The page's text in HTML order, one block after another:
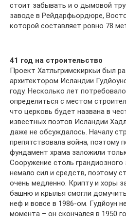
стоит забывать и о дымовой
заводе в Рейдарфьордюре,
которой составляет ровно 78
41 год на строительство
Проект Хатльгримскиркьи был
архитектором Исландии
году. Несколько лет
определиться с местом
что церковь будет названа в
известных поэтов Исландии
даже не обсуждалось. Началу
препятствовала война, поэтому
фундамент храма заложили
Сооружение столь грандиозного
немало сил и средств, поэтому
очень медленно. Крипту и хоры
башню и крылья смогли
неф и вовсе в 1986-ом. Гудйоун
момента – он скончался в 1950